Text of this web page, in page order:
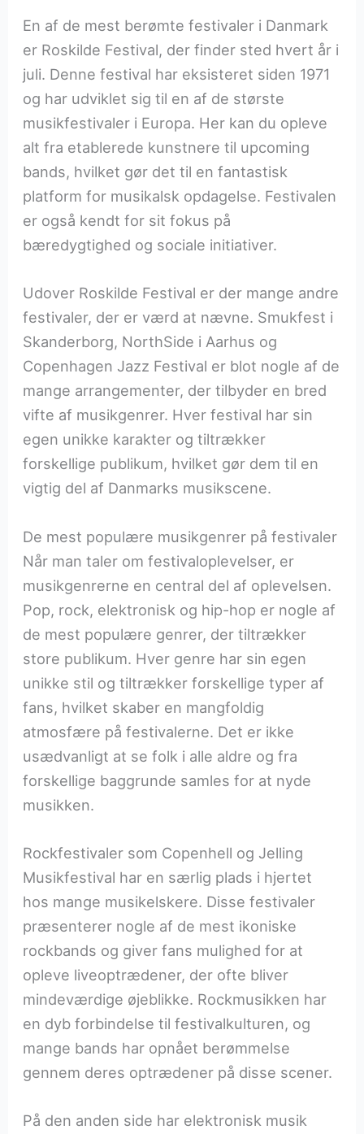
En af de mest berømte festivaler i Danmark
er Roskilde Festival, der finder sted hvert år i
juli. Denne festival har eksisteret siden 1971
og har udviklet sig til en af de største
musikfestivaler i Europa. Her kan du opleve
alt fra etablerede kunstnere til upcoming
bands, hvilket gør det til en fantastisk
platform for musikalsk opdagelse. Festivalen
er også kendt for sit fokus på
bæredygtighed og sociale initiativer.
Udover Roskilde Festival er der mange andre
festivaler, der er værd at nævne. Smukfest i
Skanderborg, NorthSide i Aarhus og
Copenhagen Jazz Festival er blot nogle af de
mange arrangementer, der tilbyder en bred
vifte af musikgenrer. Hver festival har sin
egen unikke karakter og tiltrækker
forskellige publikum, hvilket gør dem til en
vigtig del af Danmarks musikscene.
De mest populære musikgenrer på festivaler
Når man taler om festivaloplevelser, er
musikgenrerne en central del af oplevelsen.
Pop, rock, elektronisk og hip-hop er nogle af
de mest populære genrer, der tiltrækker
store publikum. Hver genre har sin egen
unikke stil og tiltrækker forskellige typer af
fans, hvilket skaber en mangfoldig
atmosfære på festivalerne. Det er ikke
usædvanligt at se folk i alle aldre og fra
forskellige baggrunde samles for at nyde
musikken.
Rockfestivaler som Copenhell og Jelling
Musikfestival har en særlig plads i hjertet
hos mange musikelskere. Disse festivaler
præsenterer nogle af de mest ikoniske
rockbands og giver fans mulighed for at
opleve liveoptrædener, der ofte bliver
mindeværdige øjeblikke. Rockmusikken har
en dyb forbindelse til festivalkulturen, og
mange bands har opnået berømmelse
gennem deres optrædener på disse scener.
På den anden side har elektronisk musik